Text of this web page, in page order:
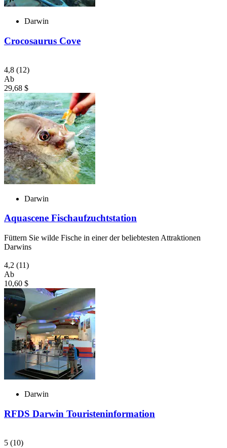
Darwin
Crocosaurus Cove
4,8 (12)
Ab
29,68 $
Darwin
Aquascene Fischaufzuchtstation
Füttern Sie wilde Fische in einer der beliebtesten Attraktionen
Darwins
4,2 (11)
Ab
10,60 $
Darwin
RFDS Darwin Touristeninformation
5 (10)